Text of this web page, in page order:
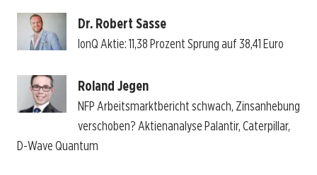
Dr. Robert Sasse
IonQ Aktie: 11,38 Prozent Sprung auf 38,41 Euro
Roland Jegen
NFP Arbeitsmarktbericht schwach, Zinsanhebung
verschoben? Aktienanalyse Palantir, Caterpillar,
D-Wave Quantum